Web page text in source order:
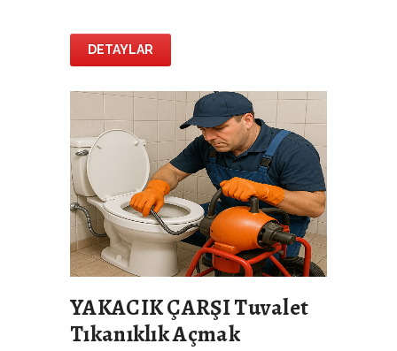
DETAYLAR
YAKACIK ÇARŞI Tuvalet
Tıkanıklık Açmak